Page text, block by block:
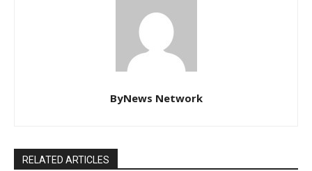
ByNews Network
RELATED ARTICLES